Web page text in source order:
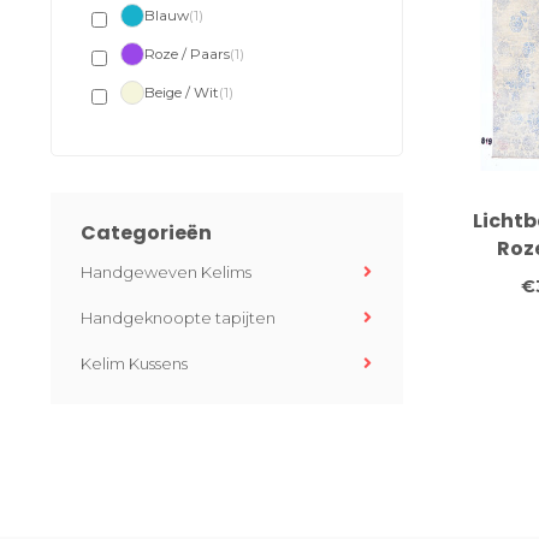
Blauw(1)
Roze / Paars(1)
Beige / Wit(1)
Categorieën
Handgeweven Kelims
Handgeknoopte tapijten
Kelim Kussens